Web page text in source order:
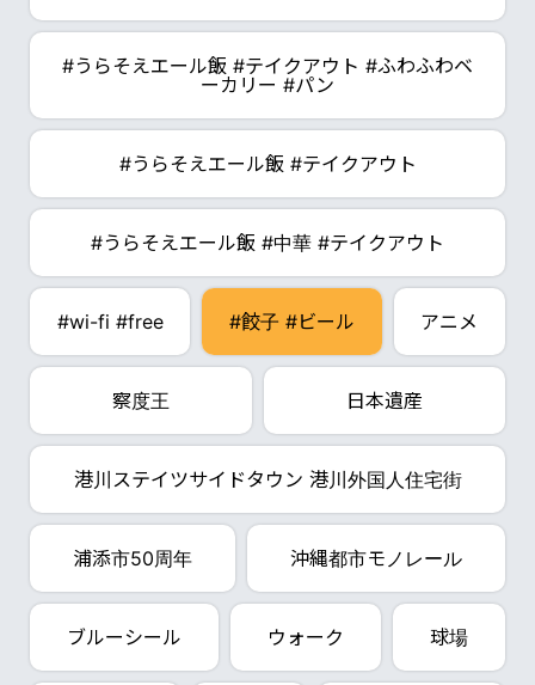
#うらそえエール飯 #テイクアウト #ふわふわベ
ーカリー #パン
#うらそえエール飯 #テイクアウト
#うらそえエール飯 #中華 #テイクアウト
#wi-fi #free #餃子 #ビール アニメ
察度王 日本遺産
港川ステイツサイドタウン 港川外国人住宅街
浦添市50周年 沖縄都市モノレール
ブルーシール ウォーク 球場